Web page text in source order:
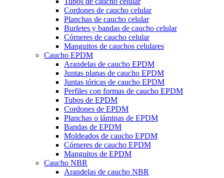
Cordones de caucho celular
Planchas de caucho celular
Burletes y bandas de caucho celular
Córneres de caucho celular
Manguitos de cauchos celulares
Caucho EPDM
Arandelas de caucho EPDM
Juntas planas de caucho EPDM
Juntas tóricas de caucho EPDM
Perfiles con formas de caucho EPDM
Tubos de EPDM
Cordones de EPDM
Planchas o láminas de EPDM
Bandas de EPDM
Moldeados de caucho EPDM
Córneres de caucho EPDM
Manguitos de EPDM
Caucho NBR
Arandelas de caucho NBR